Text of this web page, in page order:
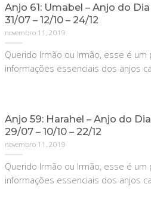
Anjo 61: Umabel – Anjo do
31/07 – 12/10 – 24/12
novembro 11, 2019
Querido Irmão ou Irmão, esse é um
informações essenciais dos anjos
Anjo 59: Harahel – Anjo do
29/07 – 10/10 – 22/12
novembro 11, 2019
Querido Irmão ou Irmão, esse é um
informações essenciais dos anjos